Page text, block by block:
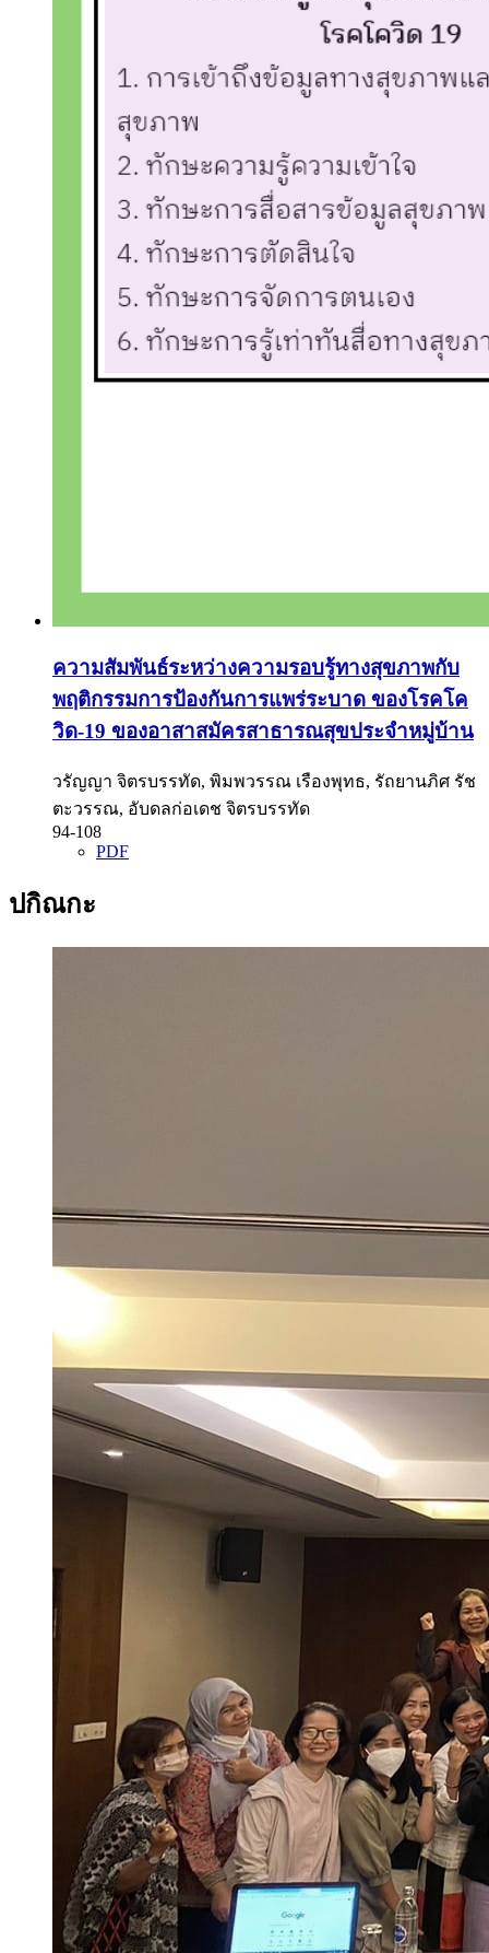
ความสัมพันธ์ระหว่างความรอบรู้ทางสุขภาพกับ
พฤติกรรมการป้องกันการแพร่ระบาด ของโรคโค
วิด-19 ของอาสาสมัครสาธารณสุขประจำหมู่บ้าน
วรัญญา จิตรบรรทัด, พิมพวรรณ เรืองพุทธ, รัถยานภิศ รัช
ตะวรรณ, อับดลก่อเดช จิตรบรรทัด
94-108
PDF
ปกิณกะ